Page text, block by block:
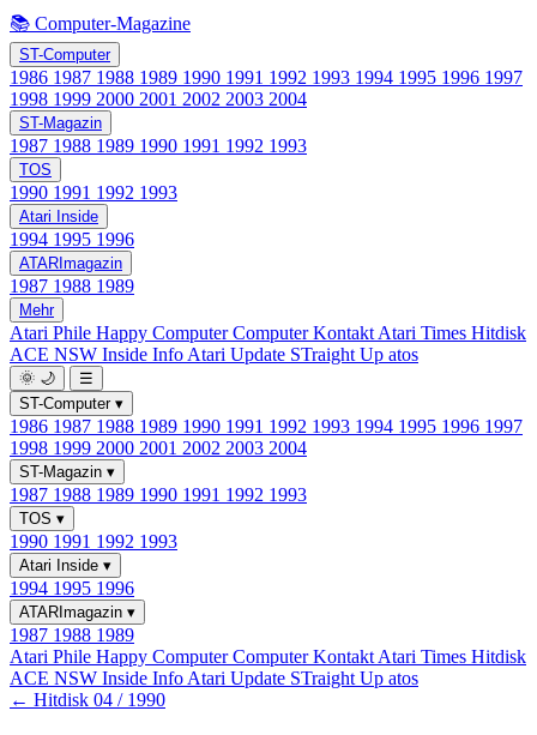
📚 Computer-Magazine
ST-Computer
1986 1987 1988 1989 1990 1991 1992 1993 1994 1995 1996 1997
1998 1999 2000 2001 2002 2003 2004
ST-Magazin
1987 1988 1989 1990 1991 1992 1993
TOS
1990 1991 1992 1993
Atari Inside
1994 1995 1996
ATARImagazin
1987 1988 1989
Mehr
Atari Phile Happy ComputerComputer Kontakt Atari Times Hitdisk
ACE NSW Inside Info Atari Update STraight Up atos
🌞 🌙
☰
ST-Computer ▾
1986 1987 1988 1989 1990 1991 1992 1993 1994 1995 1996 1997
1998 1999 2000 2001 2002 2003 2004
ST-Magazin ▾
1987 1988 1989 1990 1991 1992 1993
TOS ▾
1990 1991 1992 1993
Atari Inside ▾
1994 1995 1996
ATARImagazin ▾
1987 1988 1989
Atari Phile Happy ComputerComputer Kontakt Atari Times Hitdisk
ACE NSW Inside Info Atari Update STraight Up atos
← Hitdisk 04 / 1990